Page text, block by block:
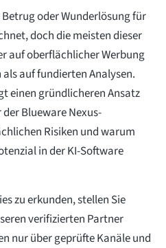
oder Wunderlösung für
doch die meisten dieser
auf oberflächlicher Werbung
auf fundierten Analysen.
einen gründlicheren Ansatz
Blueware Nexus-
Risiken und warum
in der KI-Software
zu erkunden, stellen Sie
verifizierten Partner
nur über geprüfte Kanäle und